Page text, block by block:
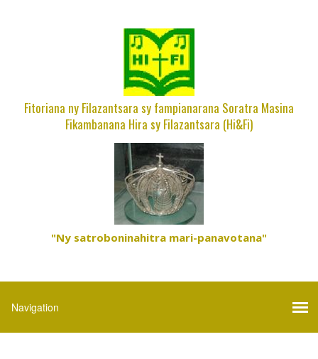
Fitoriana ny Filazantsara sy fampianarana Soratra Masina
Fikambanana Hira sy Filazantsara (Hi&Fi)
"Ny satroboninahitra mari-panavotana"